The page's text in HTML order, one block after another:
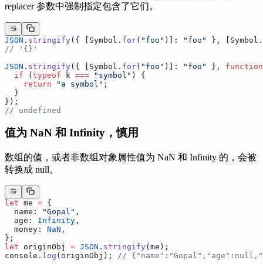
replacer 参数中强制指定包含了它们。
JSON . stringify({ [Symbol. for( "foo" )]: "foo"
}, [Symbol.
// '{}'
JSON . stringify({ [Symbol. for( "foo" )]: "foo" }, function
  if
(typeof k === "symbol" ) {
    return
"a symbol" ;
  }
});
// undefined
值为 NaN 和 Infinity，慎用
数组的值，或者非数组对象属性值为 NaN 和 Infinity 的，会被
转换成 null。
let me = {
  name:
"Gopal" ,
  age:
Infinity ,
  money:
NaN ,
};
let originObj = JSON . stringify(me);
console. log (originObj); //